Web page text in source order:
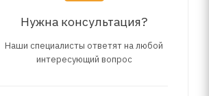
Нужна консультация?
Наши специалисты ответят на любой
интересующий вопрос